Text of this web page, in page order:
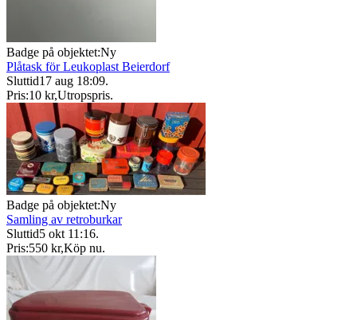
Badge på objektet:Ny
Plåtask för Leukoplast Beierdorf
Sluttid17 aug 18:09.
Pris:10 kr,Utropspris.
Badge på objektet:Ny
Samling av retroburkar
Sluttid5 okt 11:16.
Pris:550 kr,Köp nu.